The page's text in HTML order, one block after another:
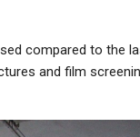
compared to the
and film